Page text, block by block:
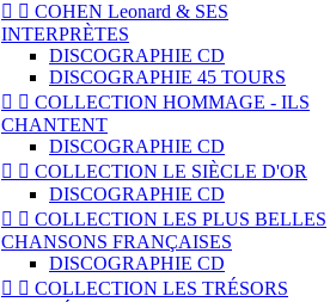
  COHEN Leonard & SES
INTERPRÈTES
DISCOGRAPHIE CD
DISCOGRAPHIE 45 TOURS
  COLLECTION HOMMAGE - ILS
CHANTENT
DISCOGRAPHIE CD
  COLLECTION LE SIÈCLE D'OR
DISCOGRAPHIE CD
  COLLECTION LES PLUS BELLES
CHANSONS FRANÇAISES
DISCOGRAPHIE CD
  COLLECTION LES TRÉSORS